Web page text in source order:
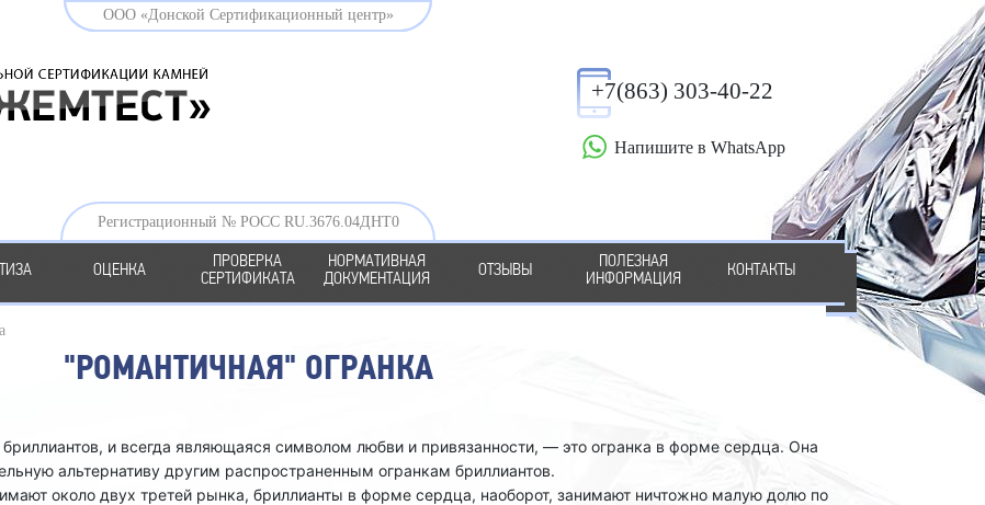
ООО «Донской Сертификационный центр»
+7(863) 303-40-22
Напишите в WhatsApp
Регистрационный № РОСС RU.3676.04ДНТ0
ОЦЕНКА
ПРОВЕРКА
СЕРТИФИКАТА
НОРМАТИВНАЯ
ДОКУМЕНТАЦИЯ
ОТЗЫВЫ
ПОЛЕЗНАЯ
ИНФОРМАЦИЯ
КОНТАКТЫ
"РОМАНТИЧНАЯ" ОГРАНКА
и всегда являющаяся символом любви и привязанности, — это огранка в форме сердца. Она
альтернативу другим распространенным огранкам бриллиантов.
около двух третей рынка, бриллианты в форме сердца, наоборот, занимают ничтожно малую долю по